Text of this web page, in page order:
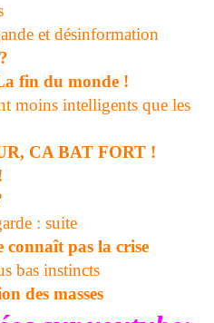
et désinformation
fin du monde !
moins intelligents que les
CA BAT FORT !
: suite
pas la crise
bas instincts
des masses